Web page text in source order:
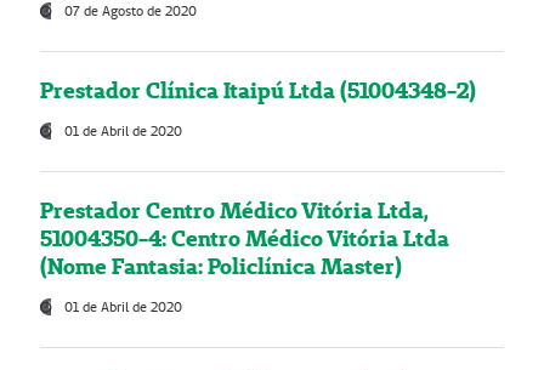
07 de Agosto de 2020
Prestador Clínica Itaipú Ltda (51004348-2)
01 de Abril de 2020
Prestador Centro Médico Vitória Ltda,
51004350-4: Centro Médico Vitória Ltda
(Nome Fantasia: Policlínica Master)
01 de Abril de 2020